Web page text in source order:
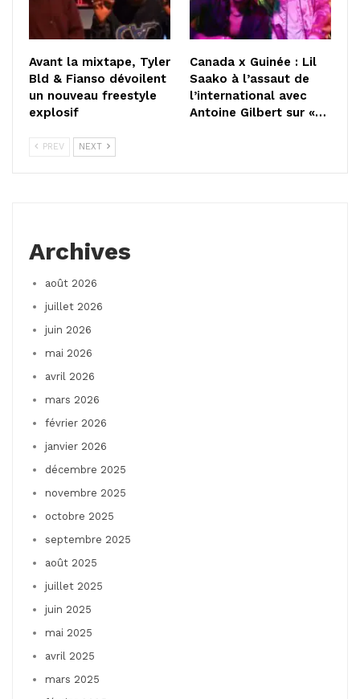
Avant la mixtape, Tyler
Bld & Fianso dévoilent
un nouveau freestyle
explosif
Canada x Guinée : Lil
Saako à l’assaut de
l’international avec
Antoine Gilbert sur «…
PREV NEXT
Archives
août 2026
juillet 2026
juin 2026
mai 2026
avril 2026
mars 2026
février 2026
janvier 2026
décembre 2025
novembre 2025
octobre 2025
septembre 2025
août 2025
juillet 2025
juin 2025
mai 2025
avril 2025
mars 2025